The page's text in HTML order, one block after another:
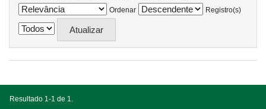
Ordenar
Registro(s)
Resultado 1-1 de 1.